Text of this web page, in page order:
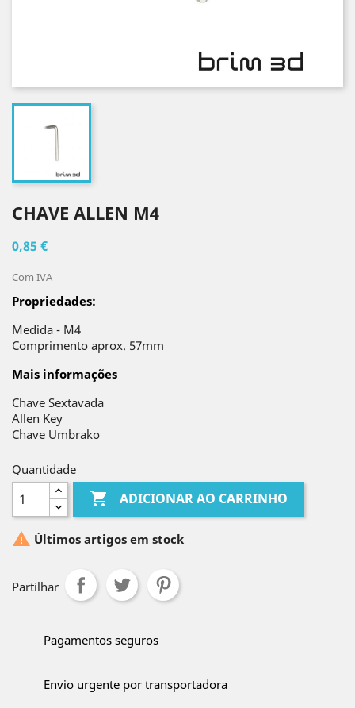
CHAVE ALLEN M4
0,85 €
Com IVA
Propriedades:
Medida - M4
Comprimento aprox. 57mm
Mais informações
Chave Sextavada
Allen Key
Chave Umbrako
Quantidade
 ADICIONAR AO CARRINHO
 Últimos artigos em stock
Partilhar
Pagamentos seguros
Envio urgente por transportadora